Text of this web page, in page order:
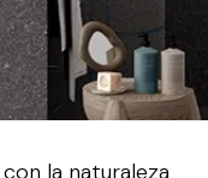
la naturaleza